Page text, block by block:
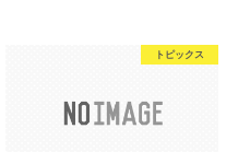
トピックス